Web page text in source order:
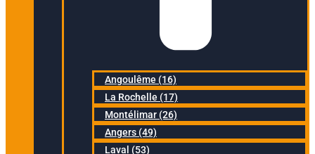
Angoulême (16)
La Rochelle (17)
Montélimar (26)
Angers (49)
Laval (53)